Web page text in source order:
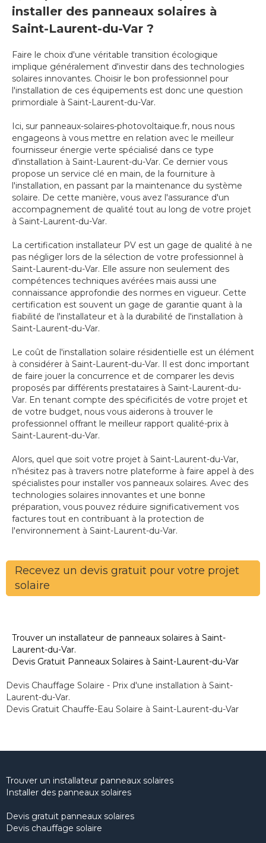
installer des panneaux solaires à
Saint-Laurent-du-Var ?
Faire le choix d'une véritable transition écologique
implique généralement d'investir dans des technologies
solaires innovantes. Choisir le bon professionnel pour
l'installation de ces équipements est donc une question
primordiale à Saint-Laurent-du-Var.
Ici, sur panneaux-solaires-photovoltaique.fr, nous nous
engageons à vous mettre en relation avec le meilleur
fournisseur énergie verte spécialisé dans ce type
d'installation à Saint-Laurent-du-Var. Ce dernier vous
propose un service clé en main, de la fourniture à
l'installation, en passant par la maintenance du système
solaire. De cette manière, vous avez l'assurance d'un
accompagnement de qualité tout au long de votre projet
à Saint-Laurent-du-Var.
La certification installateur PV est un gage de qualité à ne
pas négliger lors de la sélection de votre professionnel à
Saint-Laurent-du-Var. Elle assure non seulement des
compétences techniques avérées mais aussi une
connaissance approfondie des normes en vigueur. Cette
certification est souvent un gage de garantie quant à la
fiabilité de l'installateur et à la durabilité de l'installation à
Saint-Laurent-du-Var.
Le coût de l'installation solaire résidentielle est un élément
à considérer à Saint-Laurent-du-Var. Il est donc important
de faire jouer la concurrence et de comparer les devis
proposés par différents prestataires à Saint-Laurent-du-
Var. En tenant compte des spécificités de votre projet et
de votre budget, nous vous aiderons à trouver le
professionnel offrant le meilleur rapport qualité-prix à
Saint-Laurent-du-Var.
Alors, quel que soit votre projet à Saint-Laurent-du-Var,
n'hésitez pas à travers notre plateforme à faire appel à des
spécialistes pour installer vos panneaux solaires. Avec des
technologies solaires innovantes et une bonne
préparation, vous pouvez réduire significativement vos
factures tout en contribuant à la protection de
l'environnement à Saint-Laurent-du-Var.
Recevez un devis gratuit pour votre projet
solaire
Trouver un installateur de panneaux solaires à Saint-
Laurent-du-Var.
Devis Gratuit Panneaux Solaires à Saint-Laurent-du-Var
Devis Chauffage Solaire - Prix d'une installation à Saint-
Laurent-du-Var.
Devis Gratuit Chauffe-Eau Solaire à Saint-Laurent-du-Var
Trouver un installateur panneaux solaires
Installer des panneaux solaires
Devis gratuit panneaux solaires
Devis chauffage solaire